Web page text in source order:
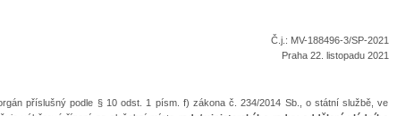
Č.j.: MV-188496-3/SP-2021
Praha 22. listopadu 2021
příslušný podle § 10 odst. 1 písm. f) zákona č. 234/2014 Sb., o státní službě, ve